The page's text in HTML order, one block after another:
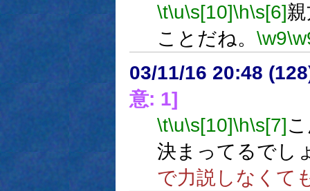
\t\u\s[10]\h\s[6]
ことだね。 \w9
03/11/16 20:48
意: 1]
\t\u\s[10]\h\s[7]
決まってるでし
で力説しなくて